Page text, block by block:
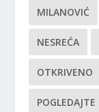
MILANOVIĆ
NESREĆA
OTKRIVENO
POGLEDAJTE